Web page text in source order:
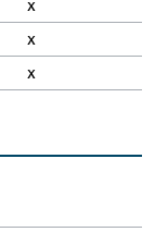
x
x
x